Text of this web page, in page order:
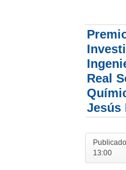
Real
Jesús
13:00